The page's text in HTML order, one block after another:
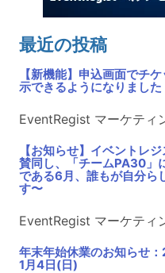
最近の投稿
【新機能】申込画面でチ
示できるようになりました
EventRegist マーケティ
【お知らせ】イベントレ
賛同し、「チームPA30」
である6月、誰もが自分ら
す〜
EventRegist マーケティ
年末年始休業のお知らせ
1月4日(日)